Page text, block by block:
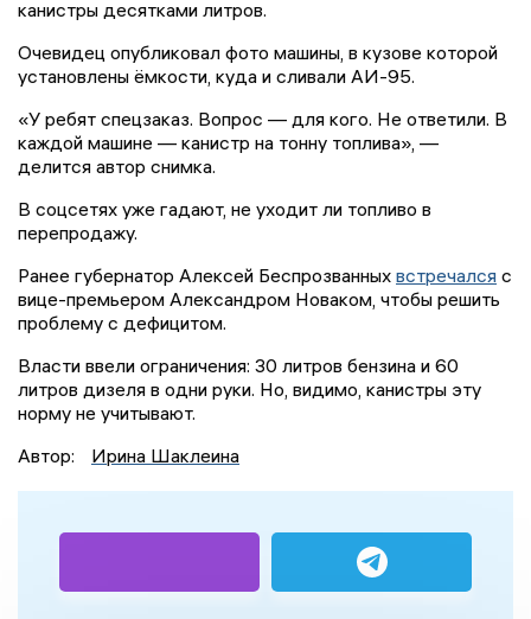
канистры десятками литров.
Очевидец опубликовал фото машины, в кузове которой
установлены ёмкости, куда и сливали АИ-95.
«У ребят спецзаказ. Вопрос — для кого. Не ответили. В
каждой машине — канистр на тонну топлива», —
делится автор снимка.
В соцсетях уже гадают, не уходит ли топливо в
перепродажу.
Ранее губернатор Алексей Беспрозванных встречался с
вице-премьером Александром Новаком, чтобы решить
проблему с дефицитом.
Власти ввели ограничения: 30 литров бензина и 60
литров дизеля в одни руки. Но, видимо, канистры эту
норму не учитывают.
Автор:
Ирина Шаклеина